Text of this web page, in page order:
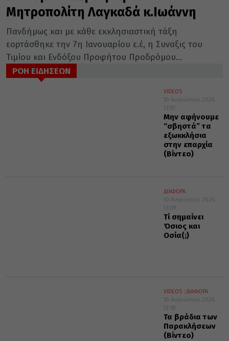
Μητροπολίτη Λαγκαδά κ.Ιωάννη
Πανδήμως και με κάθε εκκλησιαστική τάξη
εορτάσθηκε την 7η Ιανουαρίου ε.έ, η Συναξις του
Τιμίου και Ενδόξου Προφήτου Προδρόμου...
ΡΟΗ ΕΙΔΗΣΕΩΝ
VIDEOS
10 Αυγούστου 2026
13:10
Μην αφήνουμε
“σβηστά” τα
εξωκκλήσια
στην επαρχία
(Βίντεο)
ΔΙΑΦΟΡΑ
10 Αυγούστου 2026
13:09
Τί σημαίνει
Όσιος και
Οσία(;)
VIDEOS
ΔΙΑΦΟΡΑ
10 Αυγούστου 2026
12:38
Τα βράδια των
Παρακλήσεων
(Βίντεο)